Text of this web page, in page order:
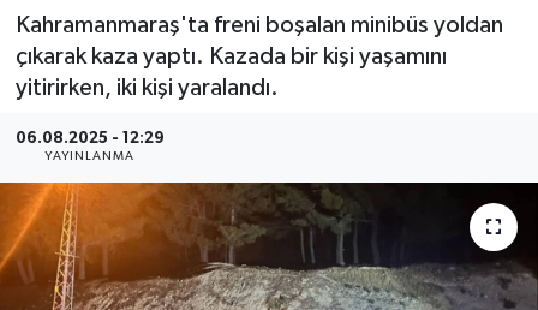
Kahramanmaraş'ta freni boşalan minibüs yoldan
çıkarak kaza yaptı. Kazada bir kişi yaşamını
yitirirken, iki kişi yaralandı.
06.08.2025 - 12:29
YAYINLANMA
SPOR
YAŞAM
TEKNOLOJİ
SAĞLIK
EĞİTİM
Trafik Durumu
Süper Lig Puan Durumu ve Fikstür
Tüm Manşetler
Son Dakika Haberleri
Haber Arşivi